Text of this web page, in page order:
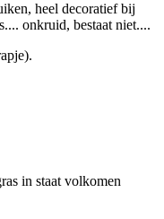
heel decoratief bij
onkruid, bestaat niet....
in staat volkomen